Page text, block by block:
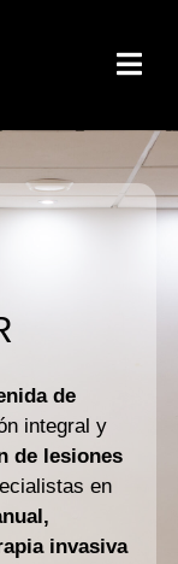
de
integral y
de lesiones
en
invasiva